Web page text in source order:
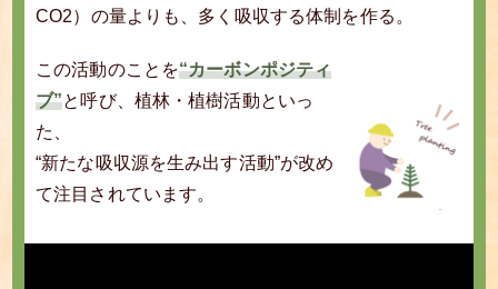
CO2）の量よりも、多く吸収する体制を作る。
この活動のことを“カーボンポジティ
ブ”と呼び、植林・植樹活動といっ
た、
“新たな吸収源を生み出す活動”が改め
て注目されています。